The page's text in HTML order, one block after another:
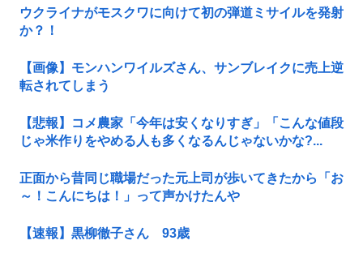
ウクライナがモスクワに向けて初の弾道ミサイルを発射
か？！
【画像】モンハンワイルズさん、サンブレイクに売上逆
転されてしまう
【悲報】コメ農家「今年は安くなりすぎ」「こんな値段
じゃ米作りをやめる人も多くなるんじゃないかな?...
正面から昔同じ職場だった元上司が歩いてきたから「お
～！こんにちは！」って声かけたんや
【速報】黒柳徹子さん 93歳